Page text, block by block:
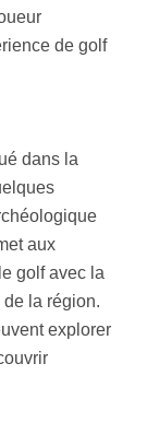
de golf
dans la
aux
golf avec la
la région.
explorer